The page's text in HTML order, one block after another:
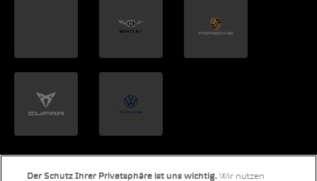
Der Schutz Ihrer Privatsphäre ist uns wichtig. Wir nutzen